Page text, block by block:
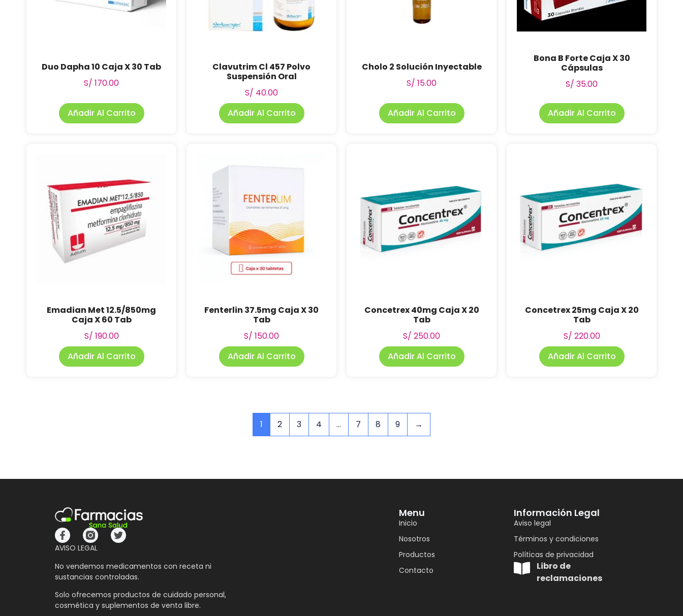
Duo Dapha 10 Caja X 30 Tab
S/ 170.00
Añadir Al Carrito
Clavutrim Cl 457 Polvo
Suspensión Oral
S/ 40.00
Añadir Al Carrito
Cholo 2 Solución Inyectable
S/ 15.00
Añadir Al Carrito
Bona B Forte Caja X 30
Cápsulas
S/ 35.00
Añadir Al Carrito
Emadian Met 12.5/850mg
Caja X 60 Tab
S/ 190.00
Añadir Al Carrito
Fenterlin 37.5mg Caja X 30
Tab
S/ 150.00
Añadir Al Carrito
Concetrex 40mg Caja X 20
Tab
S/ 250.00
Añadir Al Carrito
Concetrex 25mg Caja X 20
Tab
S/ 220.00
Añadir Al Carrito
1 2 3 4 … 7 8 9 →
AVISO LEGAL
No vendemos medicamentos con receta ni
sustancias controladas.
Solo ofrecemos productos de cuidado personal,
cosmética y suplementos de venta libre.
Menu
Inicio
Nosotros
Productos
Contacto
Información Legal
Aviso legal
Términos y condiciones
Políticas de privacidad
Libro de
reclamaciones